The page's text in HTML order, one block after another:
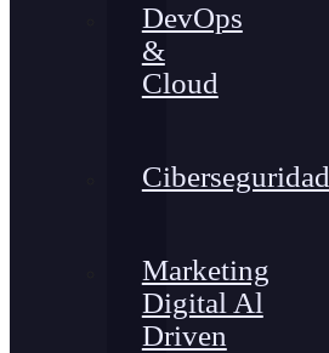
DevOps
&
Cloud
Ciberseguridad
Marketing
Digital Al
Driven